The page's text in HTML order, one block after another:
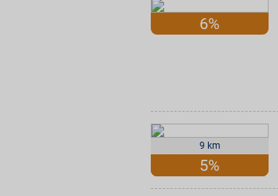
6%
9 km
5%